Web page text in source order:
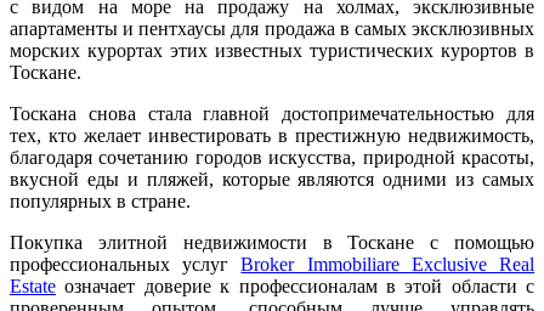
с видом на море на продажу на холмах, эксклюзивные
апартаменты и пентхаусы для продажа в самых эксклюзивных
морских курортах этих известных туристических курортов в
Тоскане.
Тоскана снова стала главной достопримечательностью для
тех, кто желает инвестировать в престижную недвижимость,
благодаря сочетанию городов искусства, природной красоты,
вкусной еды и пляжей, которые являются одними из самых
популярных в стране.
Покупка элитной недвижимости в Тоскане с помощью
профессиональных услугBroker Immobiliare Exclusive Real
Estate означает доверие к профессионалам в этой области с